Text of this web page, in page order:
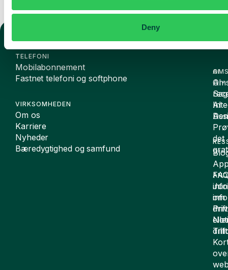
Deny
TELEFONI
Mobilabonnement
Fastnet telefoni og softphone
VIRKSOMHEDEN
Om os
Karriere
Nyheder
Bæredygtighed og samfund
om
drift
AI
AI-
AI
det